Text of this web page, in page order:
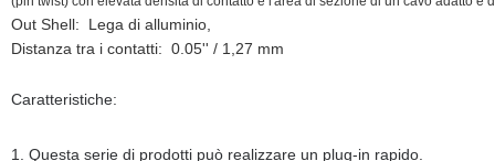
Out Shell:
Lega di alluminio,
Distanza tra i contatti: 0.05'' / 1,27 mm
Caratteristiche:
1. Questa serie di prodotti può realizzare un plug-in rapido.